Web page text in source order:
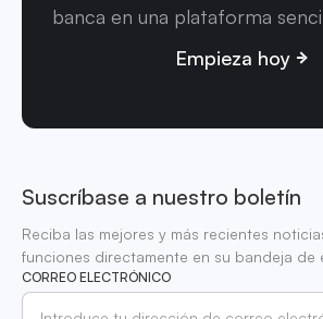
banca en una plataforma
Empieza hoy
Suscríbase a nuestro boletín
Reciba las mejores y más recientes
funciones directamente en su bandeja de
CORREO ELECTRÓNICO